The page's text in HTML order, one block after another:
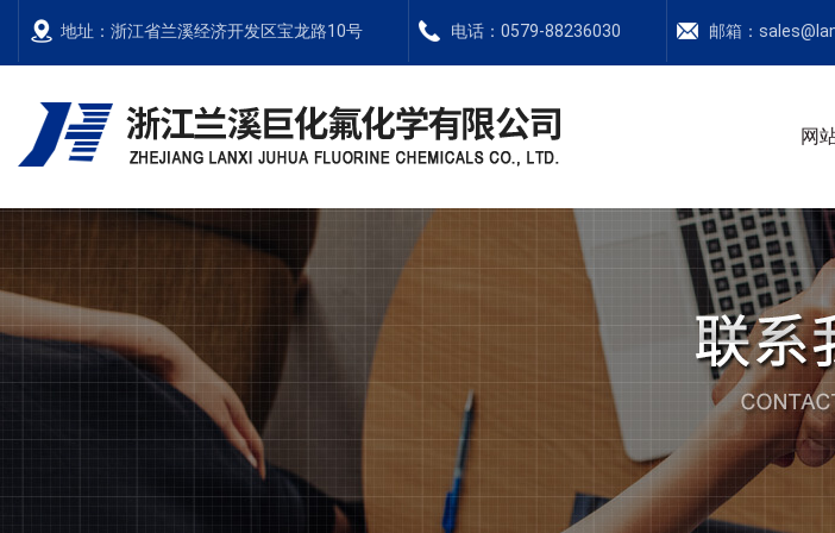
地址：浙江省兰溪经济开发区宝龙路10号 电话：0579-88236030 邮箱：
网